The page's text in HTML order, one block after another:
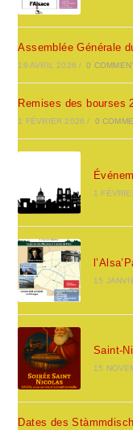
Assemblée Générale
19 AVRIL 2026 / 0
Remises des bourses
1 FÉVRIER 2026 / 0
1
15
Saint-
15
Dates des